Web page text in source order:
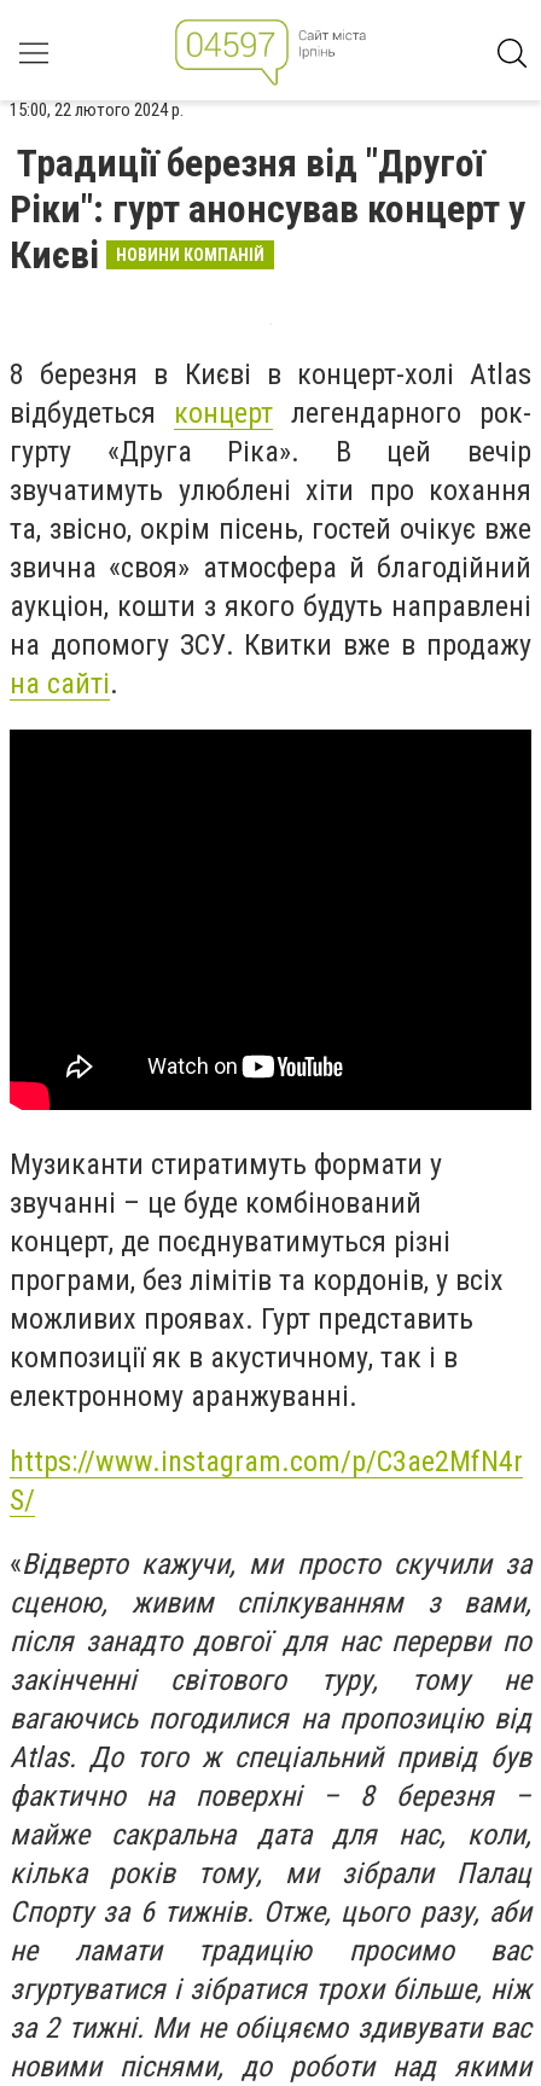
15:00, 22 лютого 2024 р.
Традиції березня від "Другої
Ріки": гурт анонсував концерт у
Києві
НОВИНИ КОМПАНІЙ
8 березня в Києві в концерт-холі Atlas
відбудеться концерт легендарного рок-
гурту «Друга Ріка». В цей вечір
звучатимуть улюблені хіти про кохання
та, звісно, окрім пісень, гостей очікує вже
звична «своя» атмосфера й благодійний
аукціон, кошти з якого будуть направлені
на допомогу ЗСУ. Квитки вже в продажу
на сайті.
Музиканти стиратимуть формати у
звучанні – це буде комбінований
концерт, де поєднуватимуться різні
програми, без лімітів та кордонів, у всіх
можливих проявах. Гурт представить
композиції як в акустичному, так і в
електронному аранжуванні.
https://www.instagram.com/p/C3ae2MfN4r
S/
«Відверто кажучи, ми просто скучили за
сценою, живим спілкуванням з вами,
після занадто довгої для нас перерви по
закінченні світового туру, тому не
вагаючись погодилися на пропозицію від
Atlas. До того ж спеціальний привід був
фактично на поверхні – 8 березня –
майже сакральна дата для нас, коли,
кілька років тому, ми зібрали Палац
Спорту за 6 тижнів. Отже, цього разу, аби
не ламати традицію просимо вас
згуртуватися і зібратися трохи більше, ніж
за 2 тижні. Ми не обіцяємо здивувати вас
новими піснями, до роботи над якими